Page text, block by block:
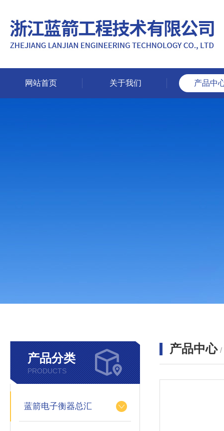
网站首页 关于我们 产品中
产品分类
PRODUCTS
蓝箭电子衡器总汇
产品中心 /